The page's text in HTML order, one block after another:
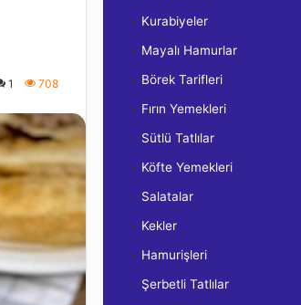
1 708
Kurabiyeler
Mayalı Hamurlar
Börek Tarifleri
Fırın Yemekleri
Sütlü Tatlılar
Köfte Yemekleri
Salatalar
Kekler
Hamurişleri
Şerbetli Tatlılar